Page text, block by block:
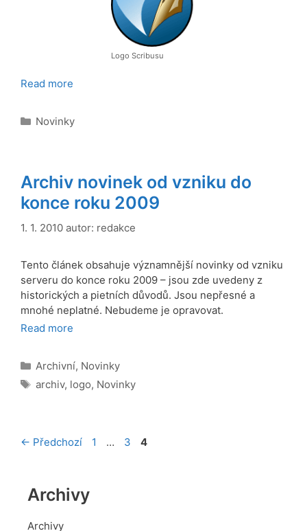
Logo Scribusu
Read more
Rubriky
Novinky
Archiv novinek od vzniku do
konce roku 2009
1. 1. 2010 autor: redakce
Tento článek obsahuje významnější novinky od vzniku
serveru do konce roku 2009 – jsou zde uvedeny z
historických a pietních důvodů. Jsou nepřesné a
mnohé neplatné. Nebudeme je opravovat.
Read more
Rubriky
Archivní, Novinky
Štítky
archiv, logo, Novinky
← Předchozí Stránka
1 … Stránka
3 Stránka
4
Archivy
Archivy